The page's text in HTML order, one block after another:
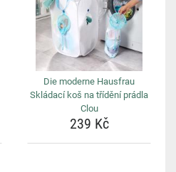
Die moderne Hausfrau
Skládací koš na třídění prádla
Clou
239 Kč